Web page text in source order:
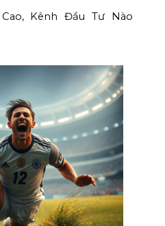
Kênh Đầu Tư Nào